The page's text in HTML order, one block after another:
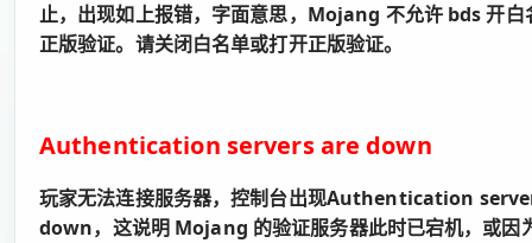
止，出现如上报错，字面意思，Mojang 不允许 bds 开白
正版验证。请关闭白名单或打开正版验证。
Authentication servers are down
玩家无法连接服务器，控制台出现Authentication
down，这说明 Mojang 的验证服务器此时已宕机，或因